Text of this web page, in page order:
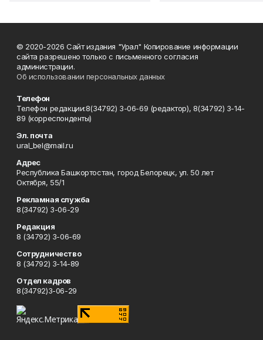
© 2020-2026 Сайт издания "Урал" Копирование информации
сайта разрешено только с письменного согласия
администрации.
Об использовании персональных данных
Телефон
Телефон редакции:8(34792) 3-06-69 (редактор), 8(34792) 3-14-
89 (корреспонденты)
Эл. почта
ural_bel@mail.ru
Адрес
Республика Башкортостан, город Белорецк, ул. 50 лет
Октября, 55/1
Рекламная служба
8(34792) 3-06-29
Редакция
8 (34792) 3-06-69
Сотрудничество
8 (34792) 3-14-89
Отдел кадров
8(34792)3-06-29